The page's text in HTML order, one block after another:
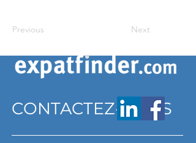
Previous Next
CONTACTEZ-NOUS